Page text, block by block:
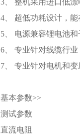
3、 整机采用进口低
4、 超低功耗设计，
5、 电源兼容锂电池
6、 专业针对线缆行
7、 专业针对电机和
基本参数>>
测试参数
直流电阻